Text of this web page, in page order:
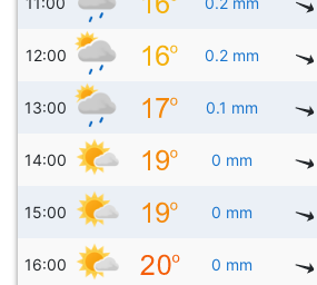
12:00 0.2 mm
13:00 0.1 mm
14:00 0 mm
15:00 0 mm
16:00 0 mm